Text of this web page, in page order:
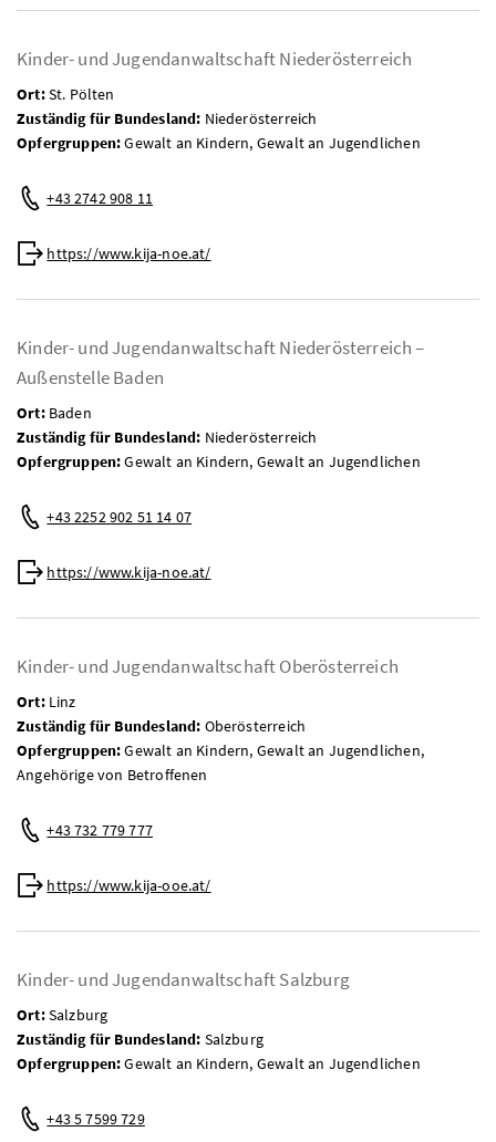
Kinder- und Jugendanwaltschaft Niederösterreich
Ort:St. Pölten
Zuständig für Bundesland: Niederösterreich
Opfergruppen:Gewalt an Kindern, Gewalt an Jugendlichen
Telefon:
+43 2742 908 11
Web:
https://www.kija-noe.at/
Kinder- und Jugendanwaltschaft Niederösterreich –
Außenstelle Baden
Ort:Baden
Zuständig für Bundesland: Niederösterreich
Opfergruppen:Gewalt an Kindern, Gewalt an Jugendlichen
Telefon:
+43 2252 902 51 14 07
Web:
https://www.kija-noe.at/
Kinder- und Jugendanwaltschaft Oberösterreich
Ort:Linz
Zuständig für Bundesland: Oberösterreich
Opfergruppen:Gewalt an Kindern, Gewalt an Jugendlichen,
Angehörige von Betroffenen
Telefon:
+43 732 779 777
Web:
https://www.kija-ooe.at/
Kinder- und Jugendanwaltschaft Salzburg
Ort:Salzburg
Zuständig für Bundesland: Salzburg
Opfergruppen:Gewalt an Kindern, Gewalt an Jugendlichen
Telefon:
+43 5 7599 729